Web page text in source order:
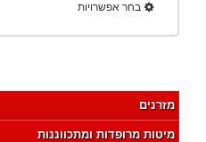
בחר אפשרויות
מזרנים
מיטות מרופדות ומתכווננות